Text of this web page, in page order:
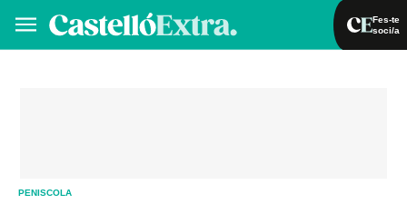
Fes-te
soci/a
PENISCOLA